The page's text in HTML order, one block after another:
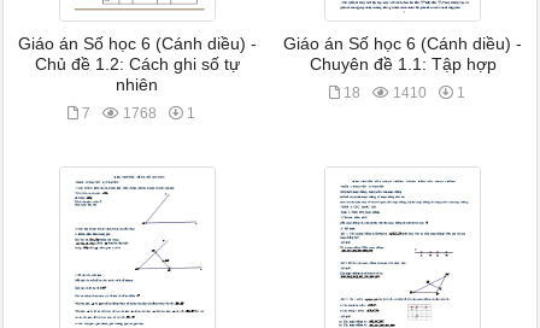
Giáo án Số học 6 (Cánh diều) -
Chủ đề 1.2: Cách ghi số tự
nhiên
7 1768 1
Giáo án Số học 6 (Cánh diều) -
Chuyên đề 1.1: Tập hợp
18 1410 1